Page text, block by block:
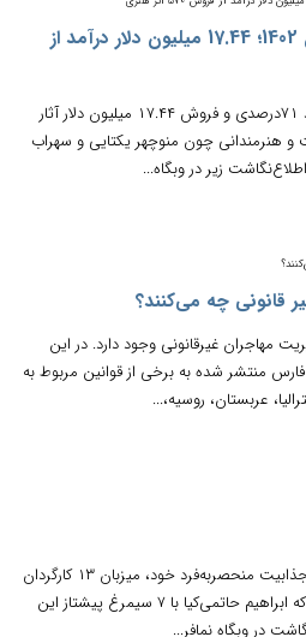
واکاوی بازار هنر ایران در سال 1402؛ 17.44 میلیون دلار درآمد از
بازار هنر ایران در سال ۱۴۰۲ با رشد ۷۱درصدی و فروش ۱۷.۴۴ میلیون دلار آثار
و هنرمندانی چون منوچهر یکتایی و سهراب
زیر در وبگاه...
قانونی چه می‌کنند؟
مهاجران غیرقانونی وجود دارد. در این
منتشر شده به برخی از قوانین مربوط به
عربستان، روسیه،...
چهل‌وسومین جشنواره فیلم فجر با جذابیت منحصربه‌فرد خود، میزبان ۱۳ کارگردان
تازه‌کار و ۱۹ کارگردان باسابقه است که ابراهیم حاتمی‌کیا با ۷ سیمرغ پیشتاز این
در وبگاه نمافر...